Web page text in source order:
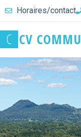
Horaires/contact
C CV COMMU